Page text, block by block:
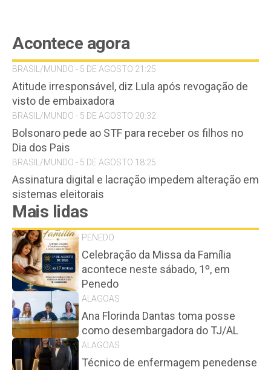
Acontece agora
BRASIL/MUNDO - 5 DE AGOSTO 21:25
Atitude irresponsável, diz Lula após revogação de
visto de embaixadora
BRASIL/MUNDO - 5 DE AGOSTO 20:32
Bolsonaro pede ao STF para receber os filhos no
Dia dos Pais
BRASIL/MUNDO - 5 DE AGOSTO 18:25
Assinatura digital e lacração impedem alteração em
sistemas eleitorais
Mais lidas
PENEDO
Celebração da Missa da Família
acontece neste sábado, 1º, em
Penedo
ALAGOAS
Ana Florinda Dantas toma posse
como desembargadora do TJ/AL
ALAGOAS
Técnico de enfermagem penedense